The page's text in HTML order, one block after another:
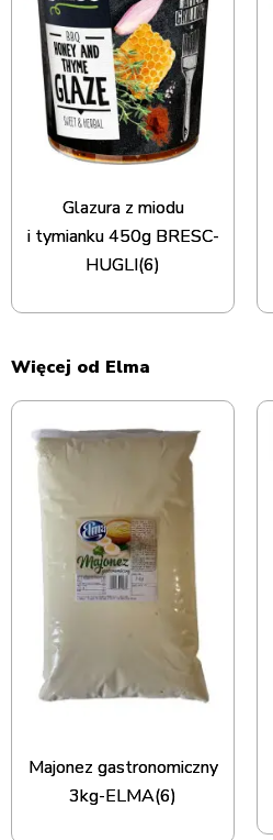
Glazura z miodu
i tymianku 450g BRESC-
HUGLI(6)
Więcej od Elma
Majonez gastronomiczny
3kg-ELMA(6)